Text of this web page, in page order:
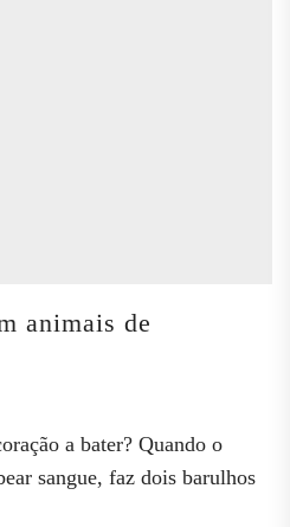
animais de
a bater? Quando o
sangue, faz dois barulhos